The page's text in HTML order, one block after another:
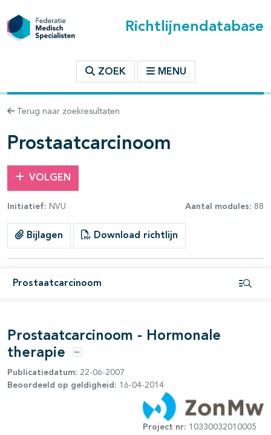
Richtlijnendatabase
ZOEK MENU
Terug naar zoekresultaten
Prostaatcarcinoom
VOLGEN
Initiatief: NVU Aantal modules: 88
Bijlagen Download richtlijn
Prostaatcarcinoom
binnen deze richtlijn
open- en dichtklappen
open- en dichtklappen
open- en dichtklappen
open- en dichtklappen
open- en dichtklappen
Prostaatcarcinoom - Hormonale
therapie
Opties
Publicatiedatum: 22-06-2007
Beoordeeld op geldigheid: 16-04-2014
Project nr: 10330032010005